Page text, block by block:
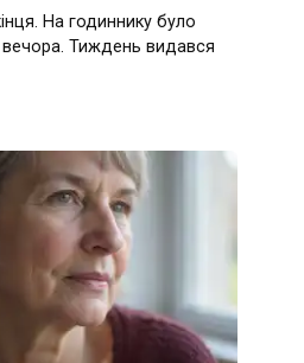
На годиннику було
Тиждень видався